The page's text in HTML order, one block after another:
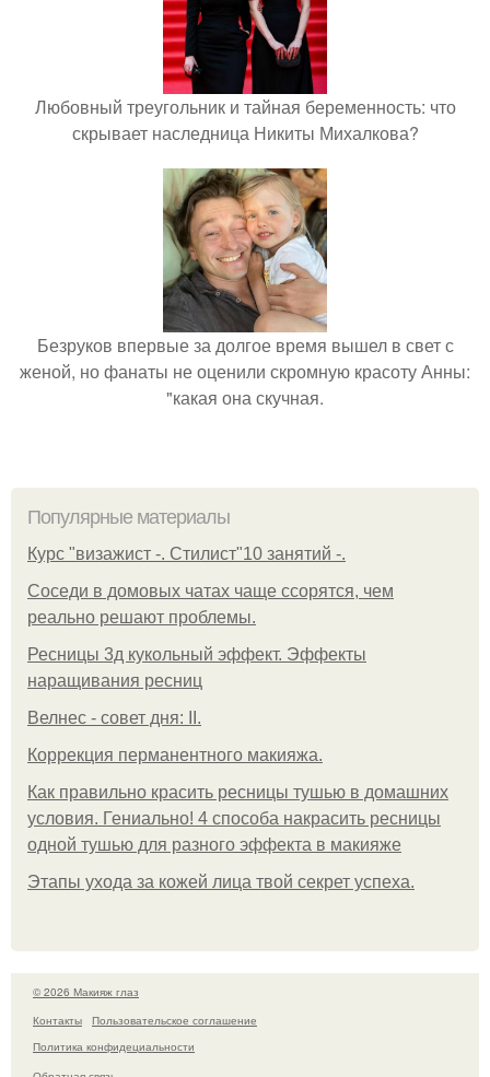
Любовный треугольник и тайная беременность: что
скрывает наследница Никиты Михалкова?
Безруков впервые за долгое время вышел в свет с
женой, но фанаты не оценили скромную красоту Анны:
"какая она скучная.
Популярные материалы
Курс "визажист -. Стилист"10 занятий -.
Соседи в домовых чатах чаще ссорятся, чем
реально решают проблемы.
Ресницы 3д кукольный эффект. Эффекты
наращивания ресниц
Велнес - совет дня: II.
Коррекция перманентного макияжа.
Как правильно красить ресницы тушью в домашних
условия. Гениально! 4 способа накрасить ресницы
одной тушью для разного эффекта в макияже
Этапы ухода за кожей лица твой секрет успеха.
© 2026 Макияж глаз
Контакты
Пользовательское соглашение
Политика конфидециальности